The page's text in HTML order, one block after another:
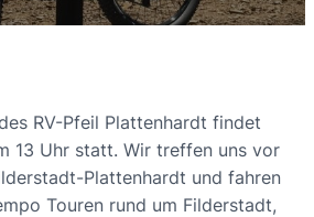
RV-Pfeil Plattenhardt findet
13 Uhr statt. Wir treffen uns vor
Plattenhardt und fahren
Touren rund um Filderstadt,